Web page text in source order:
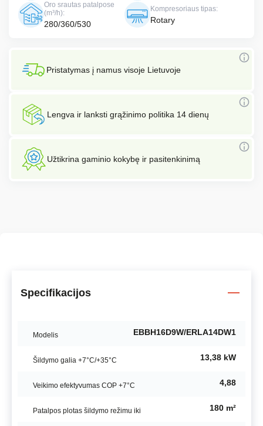
Oro srautas patalpose
(m³/h):
280/360/530
Kompresoriaus tipas:
Rotary
Pristatymas į namus visoje Lietuvoje
Lengva ir lanksti grąžinimo politika 14 dienų
Užtikrina gaminio kokybę ir pasitenkinimą
Specifikacijos
Modelis EBBH16D9W/ERLA14DW1
Šildymo galia +7°C/+35°C 13,38 kW
Veikimo efektyvumas COP +7°C 4,88
Patalpos plotas šildymo režimu iki 180 m²